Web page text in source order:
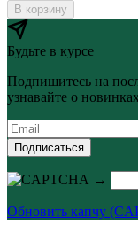
В корзину
Будьте в курсе
Подпишитесь на
узнавайте о
Подписаться
→
Обновить капчу